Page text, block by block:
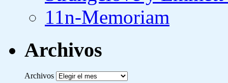
11n-Memoriam
Archivos
Archivos